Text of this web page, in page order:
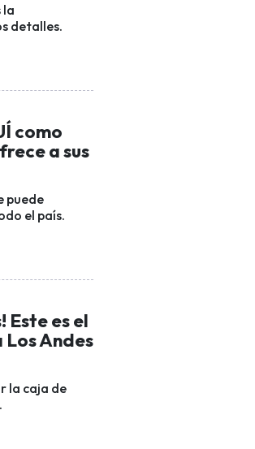
la
detalles.
como
a sus
puede
el país.
Este es el
Andes
la caja de